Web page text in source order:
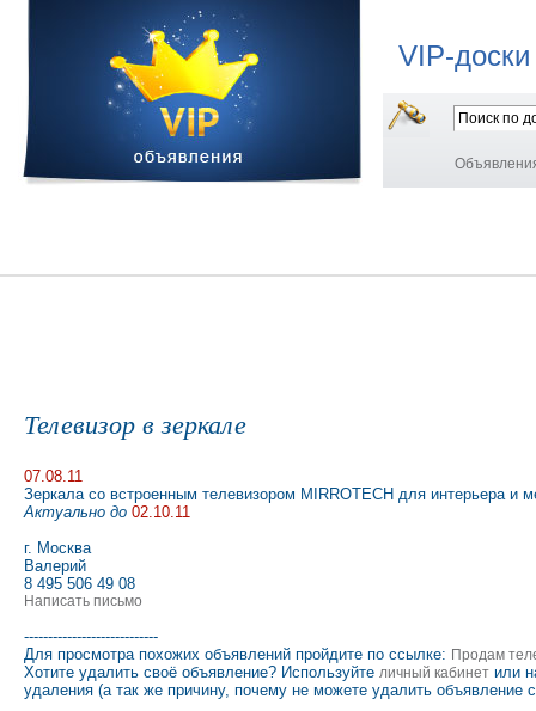
VIP-
Телевизор в зеркале
07.08.11
Зеркала со встроенным телевизором MIRROTECH для интерьера и
Актуально до 02.10.11
г. Москва
Валерий
8 495 506 49 08
Написать письмо
----------------------------
Для просмотра похожих объявлений пройдите по ссылке: Продам
Хотите удалить своё объявление? Используйте личный кабинет или
удаления (а так же причину, почему не можете удалить объявление